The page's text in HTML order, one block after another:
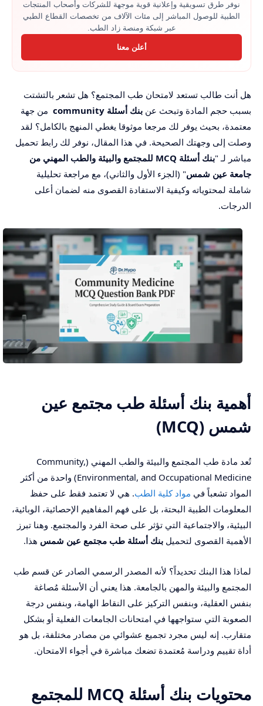
نوفر طرق تسويقية وإعلانية قوية موجهة للشركات وأصحاب المنتجات
الطبية للوصول المباشر إلى مئات الآلاف من تخصصات القطاع الطبي
عبر شبكة ومنصة زاد الطب.
أعلن معنا
هل أنت طالب تستعد لامتحان طب المجتمع؟ هل تشعر بالتشتت
بسبب حجم المادة وتبحث عن بنك أسئلة community
من جهة
معتمدة، بحيث يوفر لك مرجعا موثوقا يغطي المنهج بالكامل؟ لقد
وصلت إلى وجهتك الصحيحة. في هذا المقال، نوفر لك رابط تحميل
مباشر لـ "
بنك أسئلة MCQ للمجتمع والبيئة والطب المهني من
جامعة عين شمس" (الجزء الأول والثاني)، مع مراجعة تحليلية
شاملة لمحتوياته وكيفية الاستفادة القصوى منه لضمان أعلى
الدرجات.
أهمية بنك أسئلة طب مجتمع عين
شمس (MCQ)
تُعد مادة طب المجتمع والبيئة والطب المهني (Community,
Environmental, and Occupational Medicine) واحدة من أكثر
المواد تشعباً في مواد كلية الطب. هي لا تعتمد فقط على حفظ
المعلومات الطبية البحتة، بل على فهم المفاهيم الإحصائية، الوبائية،
البيئية، والاجتماعية التي تؤثر على صحة الفرد والمجتمع. وهنا تبرز
الأهمية القصوى لتحميل بنك أسئلة طب مجتمع عين شمس هذا.
لماذا هذا البنك تحديداً؟ لأنه المصدر الرسمي الصادر عن قسم طب
المجتمع والبيئة والمهن بالجامعة. هذا يعني أن الأسئلة مُصاغة
بنفس العقلية، وبنفس التركيز على النقاط الهامة، وبنفس درجة
الصعوبة التي ستواجهها في امتحانات الجامعات الفعلية أو بشكل
متقارب. إنه ليس مجرد تجميع عشوائي من مصادر مختلفة، بل هو
أداة تقييم ودراسة مُعتمدة تضعك مباشرة في أجواء الامتحان.
محتويات بنك أسئلة MCQ للمجتمع